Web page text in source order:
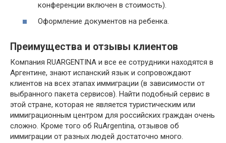
конференции включен в стоимость).
Оформление документов на ребенка.
Преимущества и отзывы клиентов
Компания RUARGENTINA и все ее сотрудники находятся в
Аргентине, знают испанский язык и сопровождают
клиентов на всех этапах иммиграции (в зависимости от
выбранного пакета сервисов). Найти подобный сервис в
этой стране, которая не является туристическим или
иммиграционным центром для российских граждан очень
сложно. Кроме того об RuArgentina, отзывов об
иммиграции от разных людей достаточно много.